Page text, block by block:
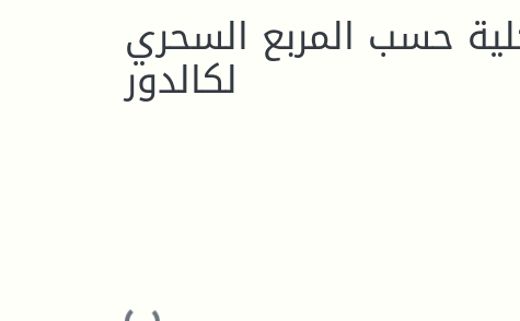
حسب المربع السحري
لكالدور